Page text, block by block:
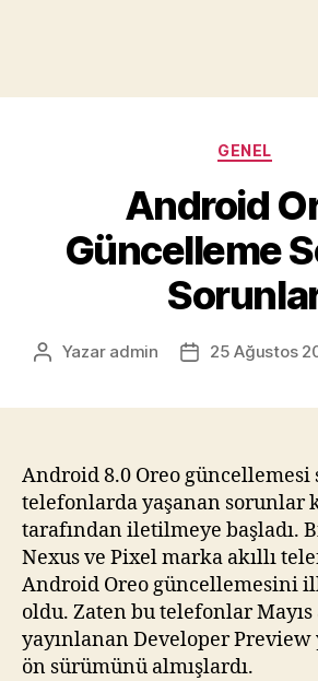
GENEL
Android
Güncelleme
Yazının
Yazar admin
Yazı25 Ağustos
Android 8.0 Oreo güncellemesi
telefonlarda yaşanan sorunlar
tarafından iletilmeye başladı.
Nexus ve Pixel marka akıllı
Android Oreo güncellemesini
oldu. Zaten bu telefonlar Mayıs
yayınlanan Developer
ön sürümünü almışlardı.